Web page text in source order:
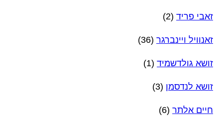
זאבי פריד (2)
זאנוויל ויינברגר (36)
זושא גולדשמיד (1)
זושא לנדסמן (3)
חיים אלתר (6)